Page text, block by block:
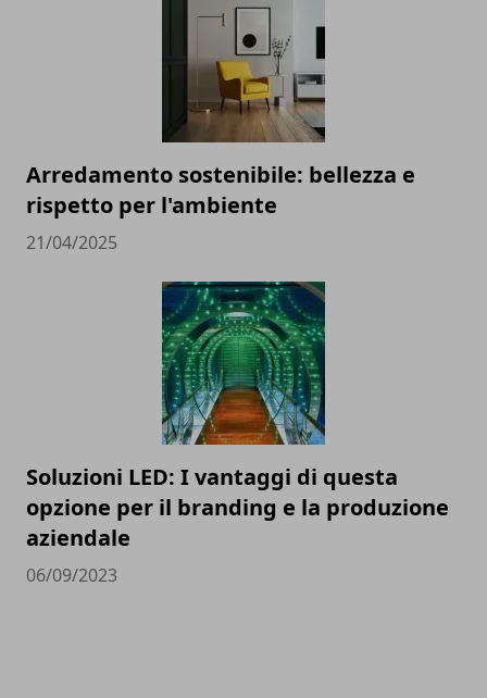
Arredamento sostenibile: bellezza e
rispetto per l'ambiente
21/04/2025
Soluzioni LED: I vantaggi di questa
opzione per il branding e la produzione
aziendale
06/09/2023